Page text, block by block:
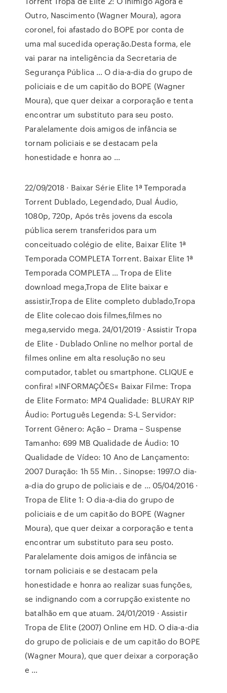
Outro, Nascimento (Wagner Moura), agora
coronel, foi afastado do BOPE por conta de
uma mal sucedida operação.Desta forma, ele
vai parar na inteligência da Secretaria de
Segurança Pública … O dia-a-dia do grupo de
policiais e de um capitão do BOPE (Wagner
Moura), que quer deixar a corporação e tenta
encontrar um substituto para seu posto.
Paralelamente dois amigos de infância se
tornam policiais e se destacam pela
honestidade e honra ao …
22/09/2018 · Baixar Série Elite 1ª Temporada
Torrent Dublado, Legendado, Dual Áudio,
1080p, 720p, Após três jovens da escola
pública serem transferidos para um
conceituado colégio de elite, Baixar Elite 1ª
Temporada COMPLETA Torrent. Baixar Elite 1ª
Temporada COMPLETA … Tropa de Elite
download mega,Tropa de Elite baixar e
assistir,Tropa de Elite completo dublado,Tropa
de Elite colecao dois filmes,filmes no
mega,servido mega. 24/01/2019 · Assistir Tropa
de Elite - Dublado Online no melhor portal de
filmes online em alta resolução no seu
computador, tablet ou smartphone. CLIQUE e
confira! »INFORMAÇÕES« Baixar Filme: Tropa
de Elite Formato: MP4 Qualidade: BLURAY RIP
Áudio: Português Legenda: S-L Servidor:
Torrent Gênero: Ação – Drama – Suspense
Tamanho: 699 MB Qualidade de Áudio: 10
Qualidade de Vídeo: 10 Ano de Lançamento:
2007 Duração: 1h 55 Min. . Sinopse: 1997.O dia-
a-dia do grupo de policiais e de … 05/04/2016 ·
Tropa de Elite 1: O dia-a-dia do grupo de
policiais e de um capitão do BOPE (Wagner
Moura), que quer deixar a corporação e tenta
encontrar um substituto para seu posto.
Paralelamente dois amigos de infância se
tornam policiais e se destacam pela
honestidade e honra ao realizar suas funções,
se indignando com a corrupção existente no
batalhão em que atuam. 24/01/2019 · Assistir
Tropa de Elite (2007) Online em HD. O dia-a-dia
do grupo de policiais e de um capitão do BOPE
(Wagner Moura), que quer deixar a corporação
e …